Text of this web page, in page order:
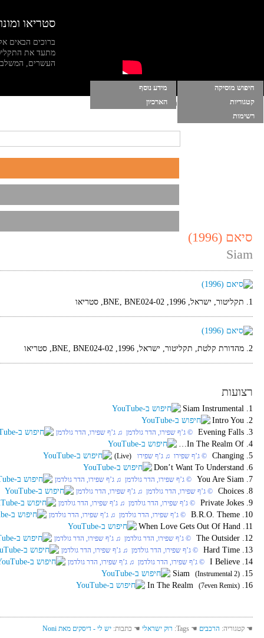
סטריאו ומונו
ברוכים הבאים
מתעד את
העשרים, המשלב
חיפוש מוסיקה
מידע נוסף
קטגוריות
הארכיון
רשימות
הרשימות שלי התחברות |הפעל מוסיקה ברקע
סיאם (1996)
Siam
1. תקליטור, ישראל, 1996, BNE, BNE024-02, סטריאו
2. מהדורת קלטת, תקליטור, ישראל, 1996, BNE, BNE024-02, סטריאו
רצועות
1. Siam Instrumental
2. Intro You
3. Evening Falls
‏ © ג’ף שפירו, הדר גולדמן‏ ♫ ג’ף שפירו, הדר גולדמן
4. In The Realm Of…
5. Changing
‏ © ג’ף שפירו‏ ♫ ג’ף שפירו (Live)
6. Don’t Want To Understand
7. You Are Siam
‏ © ג’ף שפירו, הדר גולדמן‏ ♫ ג’ף שפירו, הדר גולדמן
8. Choices ‏ © ג’ף שפירו, הדר גולדמן‏ ♫ ג’ף שפירו, הדר גולדמן
9. Private Jokes ‏ © ג’ף שפירו, הדר גולדמן‏ ♫ ג’ף שפירו, הדר גולדמן
10. B.R.O. Theme ‏ © ג’ף שפירו, הדר גולדמן‏ ♫ ג’ף שפירו, הדר גולדמן
11. When Love Gets Out Of Hand
12. The Outsider
‏ © ג’ף שפירו, הדר גולדמן‏ ♫ ג’ף שפירו, הדר גולדמן
13. Hard Time ‏ © ג’ף שפירו, הדר גולדמן‏ ♫ ג’ף שפירו, הדר גולדמן
14. I Believe ‏ © ג’ף שפירו, הדר גולדמן‏ ♫ ג’ף שפירו, הדר גולדמן
15. Siam
(Instrumental 2)
16. In The Realm
(7even Remix)
☚ קטגוריה: הרכבים ☚ Tags: רוק ישראלי ☚ כתבות: יש לי - דיסקים מאת Noni